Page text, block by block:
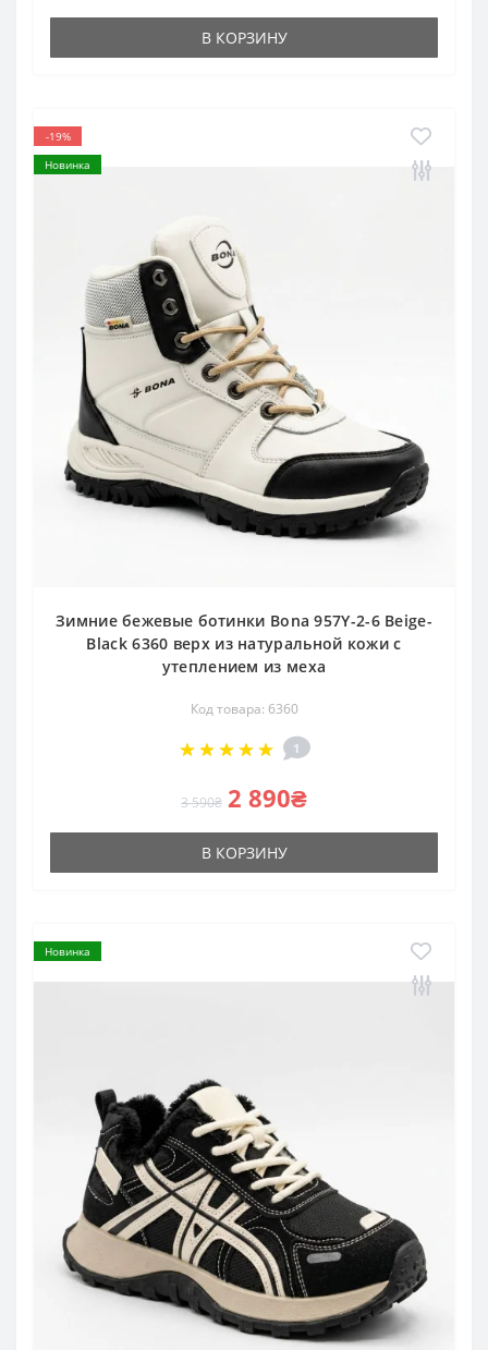
В КОРЗИНУ
-19%
Новинка
Зимние бежевые ботинки Bona 957Y-2-6 Beige-
Black 6360 верх из натуральной кожи с
утеплением из меха
Код товара: 6360
1
3 590₴ 2 890₴
В КОРЗИНУ
Новинка